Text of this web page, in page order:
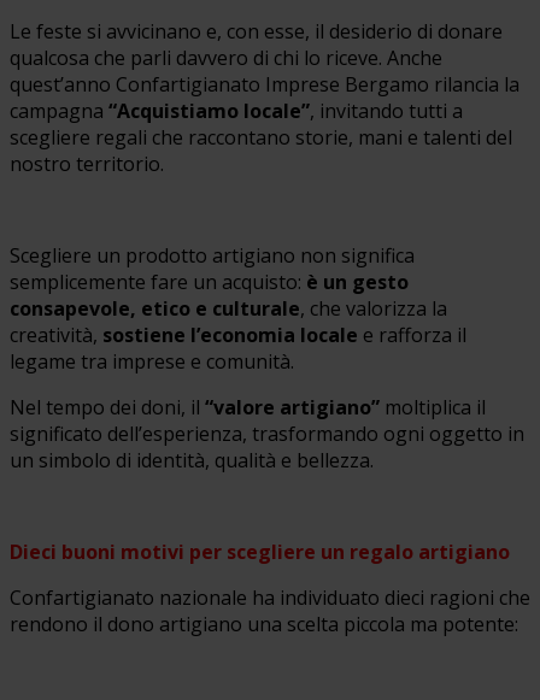
Le feste si avvicinano e, con esse, il desiderio di donare
qualcosa che parli davvero di chi lo riceve. Anche
quest’anno Confartigianato Imprese Bergamo rilancia la
campagna “Acquistiamo locale”, invitando tutti a
scegliere regali che raccontano storie, mani e talenti del
nostro territorio.
Scegliere un prodotto artigiano non significa
semplicemente fare un acquisto: è un gesto
consapevole, etico e culturale, che valorizza la
creatività, sostiene l’economia locale e rafforza il
legame tra imprese e comunità.
Nel tempo dei doni, il “valore artigiano” moltiplica il
significato dell’esperienza, trasformando ogni oggetto in
un simbolo di identità, qualità e bellezza.
Dieci buoni motivi per scegliere un regalo artigiano
Confartigianato nazionale ha individuato dieci ragioni che
rendono il dono artigiano una scelta piccola ma potente: